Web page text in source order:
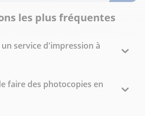
les plus fréquentes
service d'impression à
faire des photocopies en